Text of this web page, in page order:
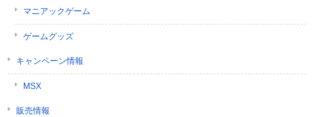
マニアックゲーム
ゲームグッズ
キャンペーン情報
MSX
販売情報